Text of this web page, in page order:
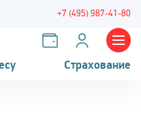
+7 (495) 987-41-80
Страхование